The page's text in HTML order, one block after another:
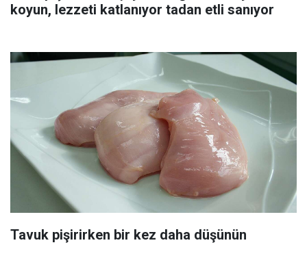
koyun, lezzeti katlanıyor tadan etli sanıyor
Tavuk pişirirken bir kez daha düşünün